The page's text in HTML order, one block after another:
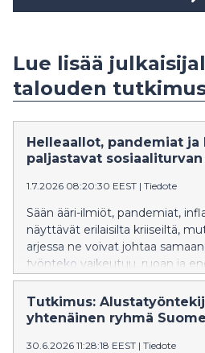
Lue lisää
talouden tutkimus
Helleaallot, pandemiat
paljastavat
1.7.2026 08:20:30 EEST | Tiedote
Sään ääri-ilmiöt, pandemiat,
näyttävät erilaisilta kriiseiltä,
arjessa ne voivat johtaa
työnteko vaikeutuu, ruoan ja
toimeentulo joutuu äkillisesti
tuoreessa Globaali
luku "Talousshokit ja -kriisit
ovat vastanneet
Tutkimus:
yhtenäinen ryhmä
30.6.2026 11:28:18 EEST | Tiedote